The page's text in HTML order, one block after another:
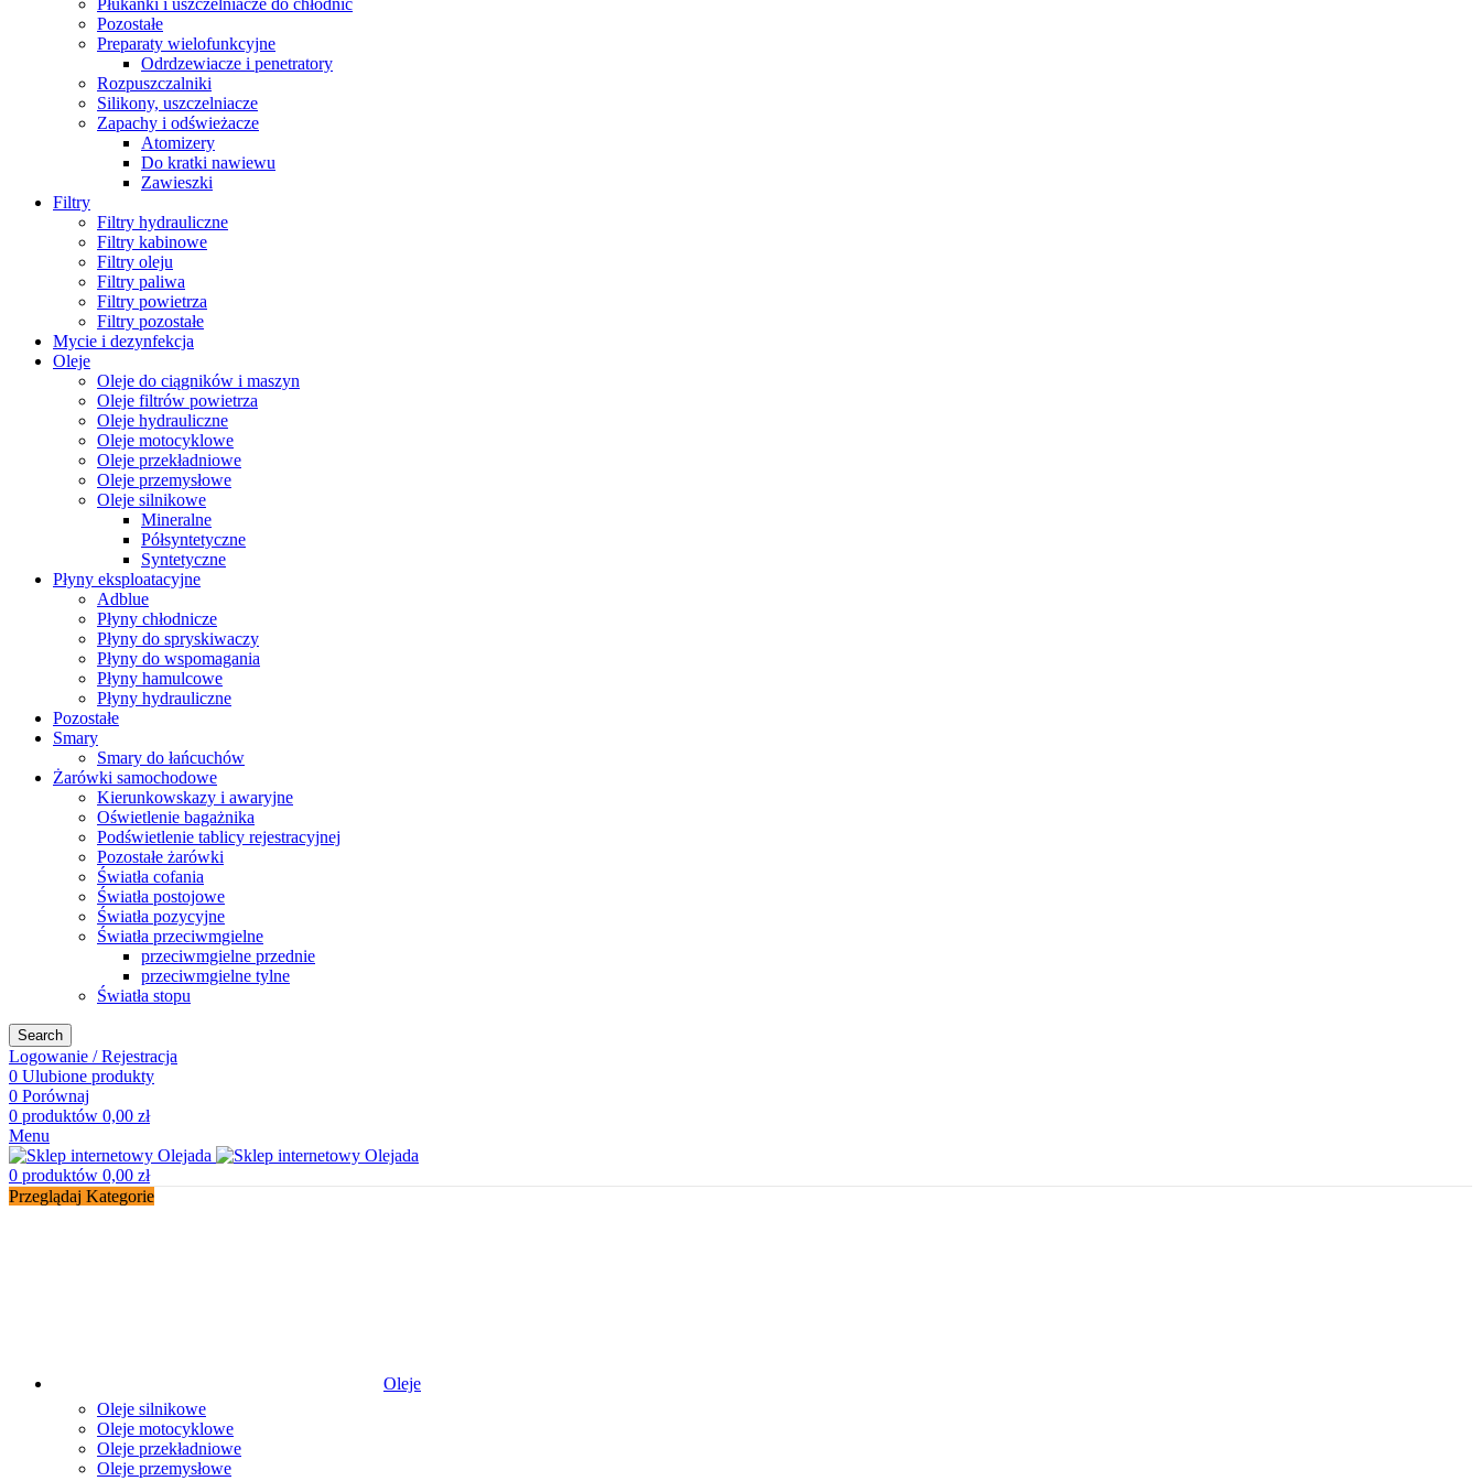
Płukanki i uszczelniacze do chłodnic
Pozostałe
Preparaty wielofunkcyjne
Odrdzewiacze i penetratory
Rozpuszczalniki
Silikony, uszczelniacze
Zapachy i odświeżacze
Atomizery
Do kratki nawiewu
Zawieszki
Filtry
Filtry hydrauliczne
Filtry kabinowe
Filtry oleju
Filtry paliwa
Filtry powietrza
Filtry pozostałe
Mycie i dezynfekcja
Oleje
Oleje do ciągników i maszyn
Oleje filtrów powietrza
Oleje hydrauliczne
Oleje motocyklowe
Oleje przekładniowe
Oleje przemysłowe
Oleje silnikowe
Mineralne
Półsyntetyczne
Syntetyczne
Płyny eksploatacyjne
Adblue
Płyny chłodnicze
Płyny do spryskiwaczy
Płyny do wspomagania
Płyny hamulcowe
Płyny hydrauliczne
Pozostałe
Smary
Smary do łańcuchów
Żarówki samochodowe
Kierunkowskazy i awaryjne
Oświetlenie bagażnika
Podświetlenie tablicy rejestracyjnej
Pozostałe żarówki
Światła cofania
Światła postojowe
Światła pozycyjne
Światła przeciwmgielne
przeciwmgielne przednie
przeciwmgielne tylne
Światła stopu
Search
Logowanie / Rejestracja
0 Ulubione produkty
0 Porównaj
0 produktów 0,00 zł
Menu
0 produktów 0,00 zł
Przeglądaj Kategorie
Oleje
Oleje silnikowe
Oleje motocyklowe
Oleje przekładniowe
Oleje przemysłowe